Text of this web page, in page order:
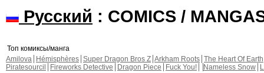
Русский : COMICS /
Топ комиксы/манга
Amilova
Hémisphères Super Dragon Bros Z Arkham Roots The Heart Of Earth
Piratesourcil
Fireworks Detective Dragon Piece Fuck You! Nameless Snow